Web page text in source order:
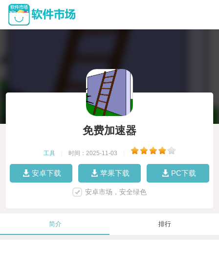
免费加速器
工具 时间：2025-11-03
安卓下载 苹果下载 PC下载
安卓市场，安全绿色
简介 排行